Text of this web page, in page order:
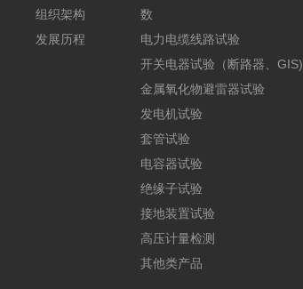
组织架构
发展历程
数
电力电缆线路试验
开关电器试验（断路器、GIS)
金属氧化物避雷器试验
发电机试验
套管试验
电容器试验
绝缘子试验
接地装置试验
高压计量检测
其他类产品